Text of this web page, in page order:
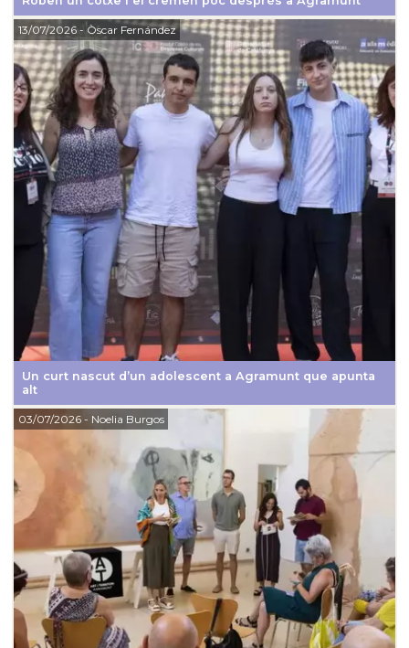
Un curt nascut d’un adolescent a Agramunt que apunta
alt
13/07/2026- Òscar Fernández
03/07/2026- Noelia Burgos